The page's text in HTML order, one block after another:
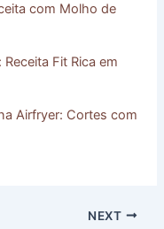
com Molho de
Fit Rica em
Airfryer: Cortes com
NEXT